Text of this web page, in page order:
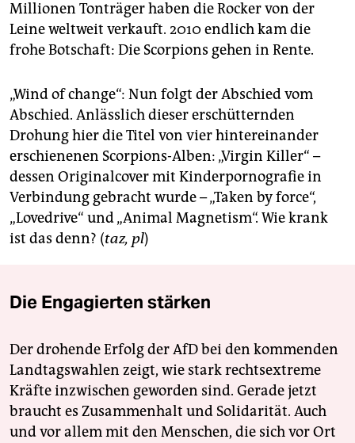
wahrheit
verlag
verlag
veranstaltungen
shop
fragen & hilfe
unterstützen
abo
epaper login
Millionen Tonträger haben die Rocker von der
Leine weltweit verkauft. 2010 endlich kam die
frohe Botschaft: Die Scorpions gehen in Rente.
„Wind of change“: Nun folgt der Abschied vom
Abschied. Anlässlich dieser erschütternden
Drohung hier die Titel von vier hintereinander
erschienenen Scorpions-Alben: „Virgin Killer“ –
dessen Originalcover mit Kinderpornografie in
Verbindung gebracht wurde – „Taken by force“,
„Lovedrive“ und „Animal Magnetism“. Wie krank
ist das denn? (taz, pl)
Die Engagierten stärken
Der drohende Erfolg der AfD bei den kommenden
Landtagswahlen zeigt, wie stark rechtsextreme
Kräfte inzwischen geworden sind. Gerade jetzt
braucht es Zusammenhalt und Solidarität. Auch
und vor allem mit den Menschen, die sich vor Ort